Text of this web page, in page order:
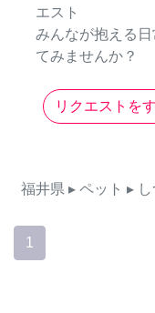
エスト
みんなが抱える
てみませんか？
リクエストを
福井県 ▸ ペット ▸
1